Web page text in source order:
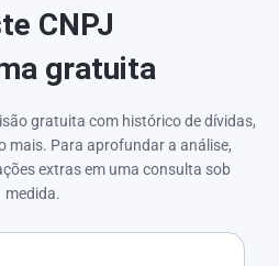
CNPJ
gratuita
gratuita com histórico de dívidas,
mais. Para aprofundar a análise,
extras em uma consulta sob
medida.